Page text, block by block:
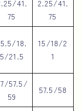
41.
75
2.25/41.
75
18.
5/21.5
15/18/2
1
57.5/
59
57.5/58